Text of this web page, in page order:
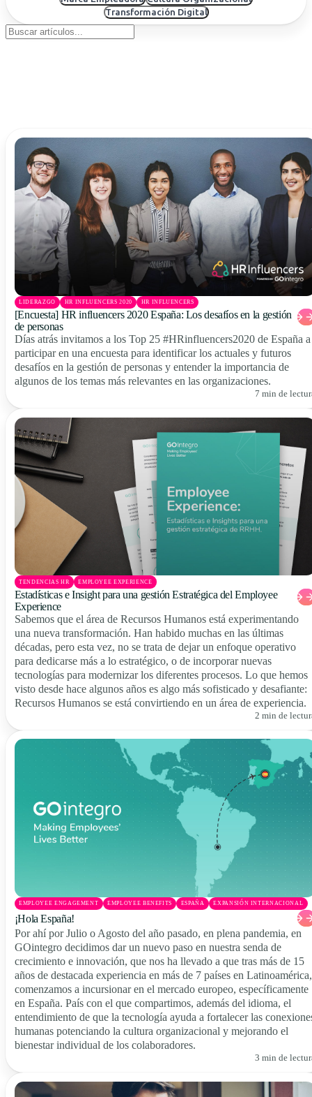
USA
Português
Transformación Digital
LIDERAZGO HR INFLUENCERS 2020 HR INFLUENCERS
[Encuesta] HR influencers 2020 España: Los desafíos en la gestión
de personas
Días atrás invitamos a los Top 25 #HRinfluencers2020 de España a
participar en una encuesta para identificar los actuales y futuros
desafíos en la gestión de personas y entender la importancia de
algunos de los temas más relevantes en las organizaciones.
7 min de
TENDENCIAS HR EMPLOYEE EXPERIENCE
Estadísticas e Insight para una gestión Estratégica del Employee
Experience
Sabemos que el área de Recursos Humanos está experimentando
una nueva transformación. Han habido muchas en las últimas
décadas, pero esta vez, no se trata de dejar un enfoque operativo
para dedicarse más a lo estratégico, o de incorporar nuevas
tecnologías para modernizar los diferentes procesos. Lo que hemos
visto desde hace algunos años es algo más sofisticado y desafiante:
Recursos Humanos se está convirtiendo en un área de experiencia.
2 min de
EMPLOYEE ENGAGEMENT EMPLOYEE BENEFITS ESPAÑA EXPANSIÓN INTERNACIONAL
¡Hola España!
Por ahí por Julio o Agosto del año pasado, en plena pandemia, en
GOintegro decidimos dar un nuevo paso en nuestra senda de
crecimiento e innovación, que nos ha llevado a que tras más de 15
años de destacada experiencia en más de 7 países en Latinoamérica,
comenzamos a incursionar en el mercado europeo, específicamente
en España. País con el que compartimos, además del idioma, el
entendimiento de que la tecnología ayuda a fortalecer las
humanas potenciando la cultura organizacional y mejorando el
bienestar individual de los colaboradores.
3 min de